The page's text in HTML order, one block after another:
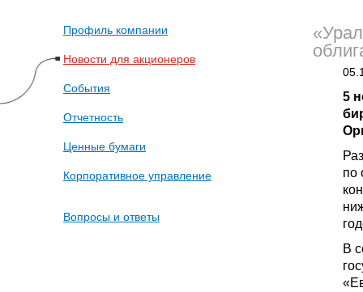
Профиль компании
Новости для акционеров
События
Отчетность
Ценные бумаги
Корпоративное управление
Вопросы и ответы
5
по
В